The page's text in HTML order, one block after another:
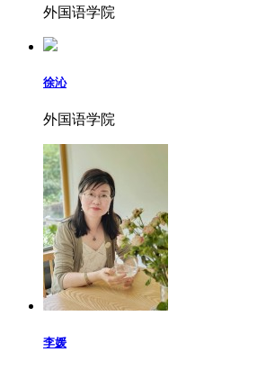
外国语学院
徐沁
外国语学院
李媛